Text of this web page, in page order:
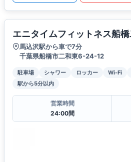
エニタイムフィットネス船
馬込沢駅から車で7分
千葉県船橋市二和東6-24-12
駐車場 シャワー ロッカー Wi-Fi
駅から5分以内
営業時間
24:00間